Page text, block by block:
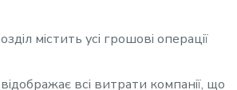
містить усі грошові операції
всі витрати компанії, що